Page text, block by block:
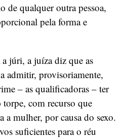
de qualquer outra pessoa,
pela forma e
júri, a juíza diz que as
admitir, provisoriamente,
– as qualificadoras – ter
com recurso que
a mulher, por causa do sexo.
suficientes para o réu